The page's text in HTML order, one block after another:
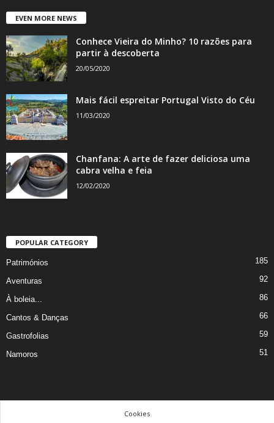
EVEN MORE NEWS
Conhece Vieira do Minho? 10 razões para
partir à descoberta
20/05/2020
Mais fácil espreitar Portugal Visto do Céu
11/03/2020
Chanfana: A arte de fazer deliciosa uma
cabra velha e feia
12/02/2020
POPULAR CATEGORY
Patrimónios 185
Aventuras 92
À boleia... 86
Cantos & Danças 66
Gastrofolias 59
Namoros 51
Cookies